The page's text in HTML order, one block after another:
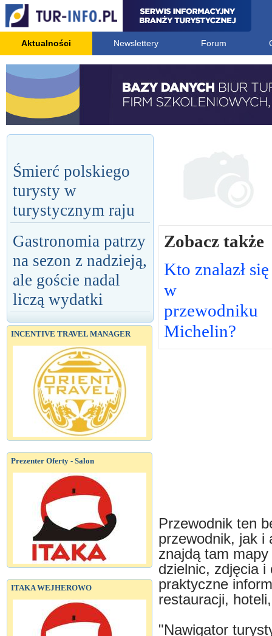
Aktualności Newslettery Forum
Śmierć polskiego
turysty w
turystycznym raju
Gastronomia patrzy
na sezon z nadzieją,
ale goście nadal
liczą wydatki
INCENTIVE TRAVEL MANAGER
Prezenter Oferty - Salon
ITAKA WEJHEROWO
Zobacz także
Kto znalazł się
w
przewodniku
Michelin?
Przewodnik ten
przewodnik, jak i
znajdą tam
dzielnic, zdjęcia
praktyczne
restauracji,
"Nawigator